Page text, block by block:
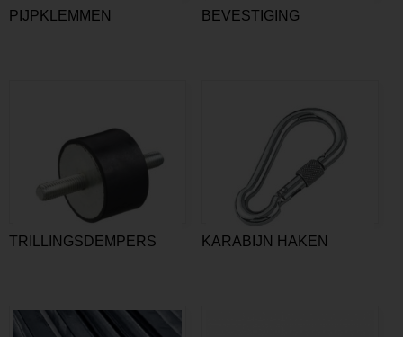
PIJPKLEMMEN BEVESTIGING
TRILLINGSDEMPERS KARABIJN HAKEN